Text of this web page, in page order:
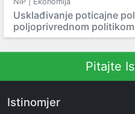
Usklađivanje poticajne
poljoprivrednom politikom
Pitajte
Istinomjer